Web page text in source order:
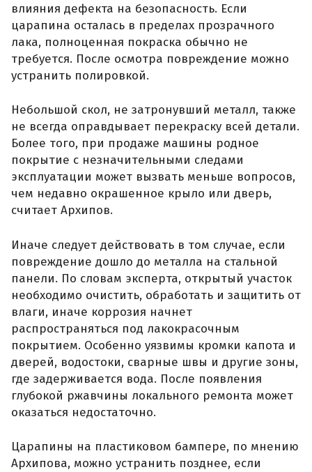
влияния дефекта на безопасность. Если
царапина осталась в пределах прозрачного
лака, полноценная покраска обычно не
требуется. После осмотра повреждение можно
устранить полировкой.
Небольшой скол, не затронувший металл, также
не всегда оправдывает перекраску всей детали.
Более того, при продаже машины родное
покрытие с незначительными следами
эксплуатации может вызвать меньше вопросов,
чем недавно окрашенное крыло или дверь,
считает Архипов.
Иначе следует действовать в том случае, если
повреждение дошло до металла на стальной
панели. По словам эксперта, открытый участок
необходимо очистить, обработать и защитить от
влаги, иначе коррозия начнет
распространяться под лакокрасочным
покрытием. Особенно уязвимы кромки капота и
дверей, водостоки, сварные швы и другие зоны,
где задерживается вода. После появления
глубокой ржавчины локального ремонта может
оказаться недостаточно.
Царапины на пластиковом бампере, по мнению
Архипова, можно устранить позднее, если